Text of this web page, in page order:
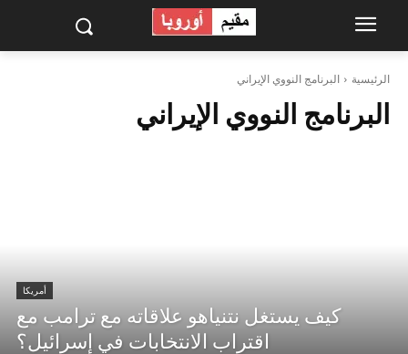
الرئيسية البرنامج النووي الإيراني
البرنامج النووي الإيراني
أمريكا
كيف يستغل نتنياهو علاقاته مع ترامب مع
اقتراب الانتخابات في إسرائيل؟